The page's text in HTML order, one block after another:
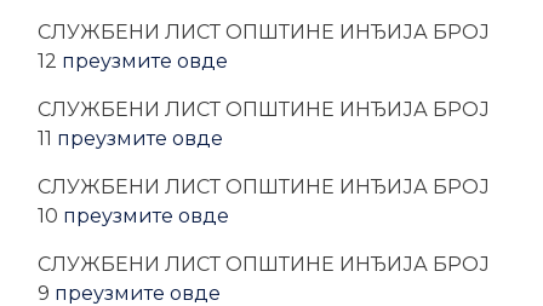
CЛУЖБЕНИ ЛИСТ ОПШТИНЕ ИНЂИЈА БРОЈ
12 преузмите овде
CЛУЖБЕНИ ЛИСТ ОПШТИНЕ ИНЂИЈА БРОЈ
11 преузмите овде
CЛУЖБЕНИ ЛИСТ ОПШТИНЕ ИНЂИЈА БРОЈ
10 преузмите овде
CЛУЖБЕНИ ЛИСТ ОПШТИНЕ ИНЂИЈА БРОЈ
9 преузмите овде